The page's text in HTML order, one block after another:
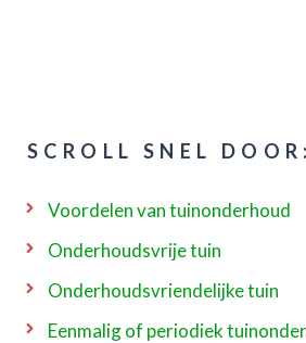
SCROLL SNEL DOOR:
Voordelen van tuinonderhoud
Onderhoudsvrije tuin
Onderhoudsvriendelijke tuin
Eenmalig of periodiek